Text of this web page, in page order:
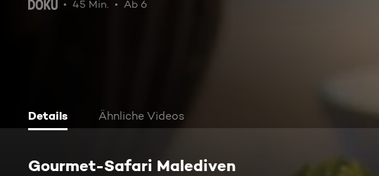
45 Min. Ab 6
Details Ähnliche Videos
Gourmet-Safari Malediven